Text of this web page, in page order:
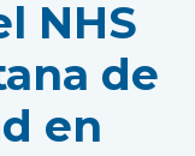
NHS
de
en